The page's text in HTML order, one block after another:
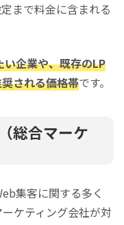
まで料金に含まれる
企業や、既存のLP
される価格帯です。
総合マーケ
集客に関する多く
ケティング会社が対